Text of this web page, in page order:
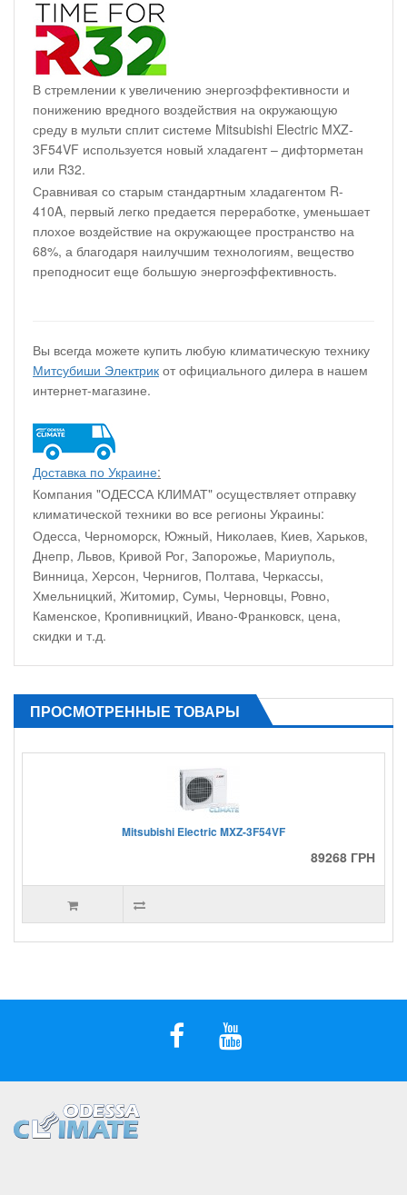
В стремлении к увеличению энергоэффективности и
понижению вредного воздействия на окружающую
среду в мульти сплит системе Mitsubishi Electric MXZ-
3F54VF используется новый хладагент – дифторметан
или R32.
Сравнивая со старым стандартным хладагентом R-
410A, первый легко предается переработке, уменьшает
плохое воздействие на окружающее пространство на
68%, а благодаря наилучшим технологиям, вещество
преподносит еще большую энергоэффективность.
Вы всегда можете купить любую климатическую технику
Митсубиши Электрик от официального дилера в нашем
интернет-магазине.
Доставка по Украине:
Компания "ОДЕССА КЛИМАТ" осуществляет отправку
климатической техники во все регионы Украины:
Одесса, Черноморск, Южный, Николаев, Киев, Харьков,
Днепр, Львов, Кривой Рог, Запорожье, Мариуполь,
Винница, Херсон, Чернигов, Полтава, Черкассы,
Хмельницкий, Житомир, Сумы, Черновцы, Ровно,
Каменское, Кропивницкий, Ивано-Франковск, цена,
скидки и т.д.
ПРОСМОТРЕННЫЕ ТОВАРЫ
Mitsubishi Electric MXZ-3F54VF
89268 ГРН